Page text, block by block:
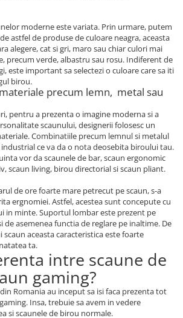
moderne este variata. Prin urmare, putem
astfel de produse de culoare neagra, aceasta
alegere, cat si gri, maro sau chiar culori mai
precum verde, albastru sau rosu. Indiferent de
este important sa selectezi o culoare care sa iti
birou.
precum lemn, metal sau
pentru a prezenta o imagine moderna si a
scaunului, designerii folosesc un
Combinatiile precum lemnul si metalul
industrial ce va da o nota deosebita biroului tau.
vor da scaunele de bar, scaun ergonomic
scaun living, birou directorial si scaun pliant.
de ore foarte mare petrecut pe scaun, s-a
ergnomiei. Astfel, acestea sunt concepute cu
in minte. Suportul lombar este prezent pe
de asemenea functia de reglare pe inaltime. De
scaun aceasta caracteristica este foarte
ta.
intre scaune de
gaming?
Romania au inceput sa isi faca prezenta tot
Insa, trebuie sa avem in vedere
si scaunele de birou normale.